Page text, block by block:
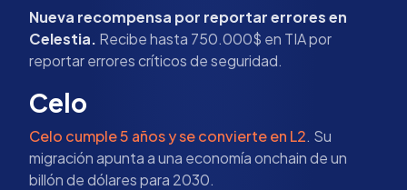
Nueva recompensa por reportar errores en
Celestia. Recibe hasta 750.000$ en TIA por
reportar errores críticos de seguridad.
Celo
Celo cumple 5 años y se convierte en L2. Su
migración apunta a una economía onchain de un
billón de dólares para 2030.